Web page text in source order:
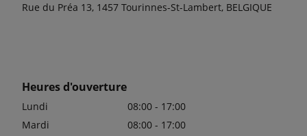
Rue du Préa 13, 1457 Tourinnes-St-Lambert, BELGIQUE
Heures d'ouverture
Lundi
08:00 - 17:00
Mardi
08:00 - 17:00